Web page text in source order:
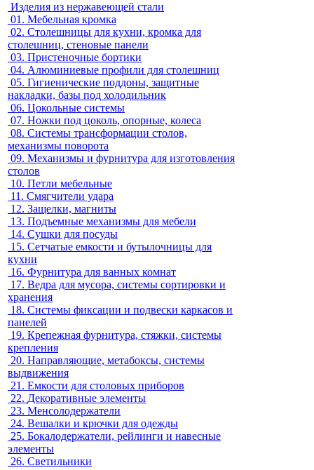
Изделия из нержавеющей стали
01. Мебельная кромка
02. Столешницы для кухни, кромка для
столешниц, стеновые панели
03. Пристеночные бортики
04. Алюминиевые профили для столешниц
05. Гигиенические поддоны, защитные
накладки, базы под холодильник
06. Цокольные системы
07. Ножки под цоколь, опорные, колеса
08. Системы трансформации столов,
механизмы поворота
09. Механизмы и фурнитура для изготовления
столов
10. Петли мебельные
11. Смягчители удара
12. Защелки, магниты
13. Подъемные механизмы для мебели
14. Сушки для посуды
15. Сетчатые емкости и бутылочницы для
кухни
16. Фурнитура для ванных комнат
17. Ведра для мусора, системы сортировки и
хранения
18. Системы фиксации и подвески каркасов и
панелей
19. Крепежная фурнитура, стяжки, системы
крепления
20. Направляющие, метабоксы, системы
выдвижения
21. Емкости для столовых приборов
22. Декоративные элементы
23. Менсолодержатели
24. Вешалки и крючки для одежды
25. Бокалодержатели, рейлинги и навесные
элементы
26. Светильники